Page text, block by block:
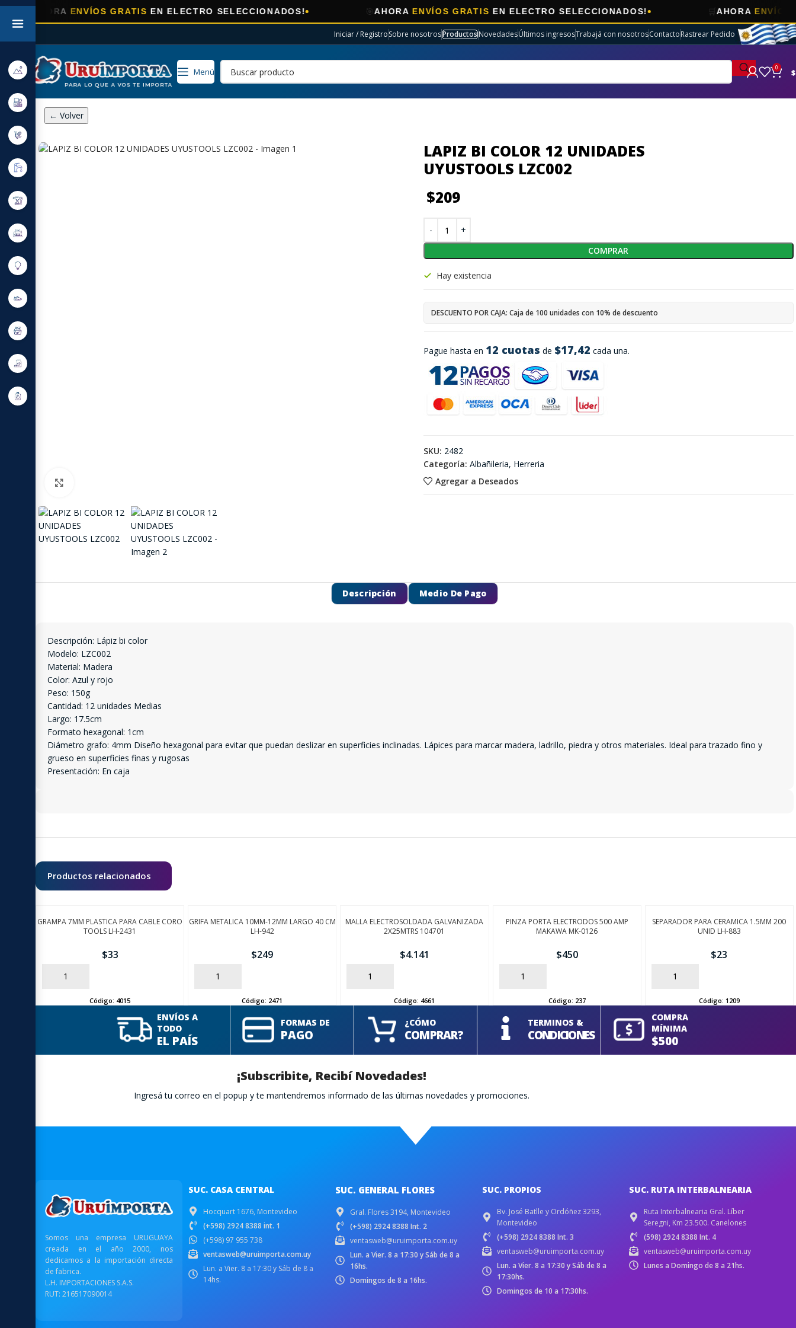
ENVÍOS GRATIS EN ELECTRO SELECCIONADOS! AHORA ENVÍOS GRATIS EN ELECTRO SELECCIONADOS! AHORA ENVÍOS GRATIS
Iniciar / RegistroSobre nosotrosProductosNovedadesÚltimos ingresosTrabajá con nosotrosContactoRastrear Pedido
Menú 0 $
← Volver
LAPIZ BI COLOR 12 UNIDADES
UYUSTOOLS LZC002
$209
Pague hasta en 12 cuotas de $17,42 cada una.
Hay existencia
DESCUENTO POR CAJA: Caja de 100 unidades con 10% de descuento
COMPRAR
Agregar a Deseados
SKU: 2482
Categoría: Albañileria, Herreria
Descripción Medio De Pago
Descripción: Lápiz bi color
Modelo: LZC002
Material: Madera
Color: Azul y rojo
Peso: 150g
Cantidad: 12 unidades Medias
Largo: 17.5cm
Formato hexagonal: 1cm
Diámetro grafo: 4mm Diseño hexagonal para evitar que puedan deslizar en superficies inclinadas. Lápices para marcar madera, ladrillo, piedra y otros materiales. Ideal para trazado fino y
grueso en superficies finas y rugosas
Presentación: En caja
Productos relacionados
GRAMPA 7MM PLASTICA PARA CABLE CORO
TOOLS LH-2431
$33
AÑADIR
Código: 4015
GRIFA METALICA 10MM-12MM LARGO 40 CM
LH-942
$249
AÑADIR
Código: 2471
MALLA ELECTROSOLDADA GALVANIZADA
2X25MTRS 104701
$4.141
AÑADIR
Código: 4661
PINZA PORTA ELECTRODOS 500 AMP
MAKAWA MK-0126
$450
AÑADIR
Código: 237
SEPARADOR PARA CERAMICA 1.5MM 200
UNID LH-883
$23
AÑADIR
Código: 1209
ENVÍOS A
TODO
EL PAÍS
FORMAS DE
PAGO
¿CÓMO
COMPRAR?
TERMINOS &
CONDICIONES
COMPRA
MÍNIMA
$500
¡Subscribite, Recibí Novedades!
Ingresá tu correo en el popup y te mantendremos informado de las últimas novedades y promociones.
Somos una empresa URUGUAYA
creada en el año 2000, nos
dedicamos a la importación directa
de fabrica.
L.H. IMPORTACIONES S.A.S.
RUT: 216517090014
SUC. CASA CENTRAL
Hocquart 1676, Montevideo
(+598) 2924 8388 int. 1
(+598) 97 955 738
ventasweb@uruimporta.com.uy
Lun. a Vier. 8 a 17:30 y Sáb de 8 a
14hs.
SUC. GENERAL FLORES
Gral. Flores 3194, Montevideo
(+598) 2924 8388 Int. 2
ventasweb@uruimporta.com.uy
Lun. a Vier. 8 a 17:30 y Sáb de 8 a
16hs.
Domingos de 8 a 16hs.
SUC. PROPIOS
Bv. José Batlle y Ordóñez 3293,
Montevideo
(+598) 2924 8388 Int. 3
ventasweb@uruimporta.com.uy
Lun. a Vier. 8 a 17:30 y Sáb de 8 a
17:30hs.
Domingos de 10 a 17:30hs.
SUC. RUTA INTERBALNEARIA
Ruta Interbalnearia Gral. Líber
Seregni, Km 23.500. Canelones
(598) 2924 8388 Int. 4
ventasweb@uruimporta.com.uy
Lunes a Domingo de 8 a 21hs.
FINALIZÁ TU COMPRA